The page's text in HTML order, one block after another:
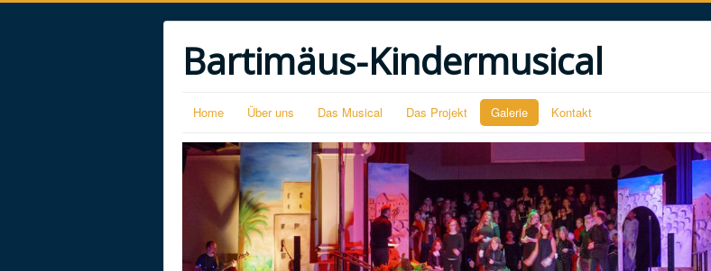
Bartimäus-Kindermusical
Home Über uns Das Musical Das Projekt Galerie Kontakt